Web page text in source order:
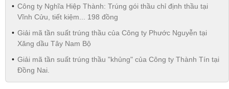
Công ty Nghĩa Hiệp Thành: Trúng gói thầu chỉ định thầu tại
Vĩnh Cửu, tiết kiệm... 198 đồng
Giải mã tần suất trúng thầu của Công ty Phước Nguyễn tại
Xăng dầu Tây Nam Bộ
Giải mã tần suất trúng thầu "khủng" của Công ty Thành Tín tại
Đồng Nai.